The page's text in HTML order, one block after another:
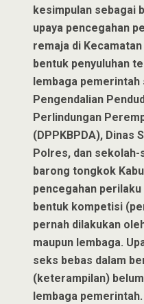
kesimpulan sebagai
upaya pencegahan
remaja di
bentuk penyuluhan
lembaga
Pengendalian
Perlindungan
(DPPKBPDA), Dinas
Polres, dan
barong tongkok
pencegahan
bentuk kompetisi
pernah dilakukan
maupun lembaga.
seks bebas dalam
(keterampilan)
lembaga